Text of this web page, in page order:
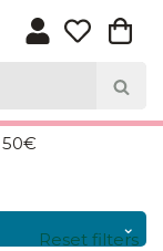
50€
Reset filters